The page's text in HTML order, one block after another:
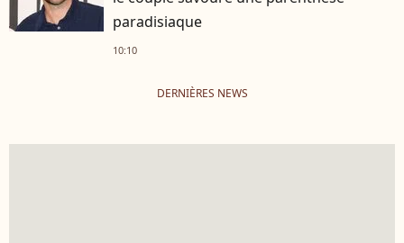
paradisiaque
10:10
DERNIÈRES NEWS